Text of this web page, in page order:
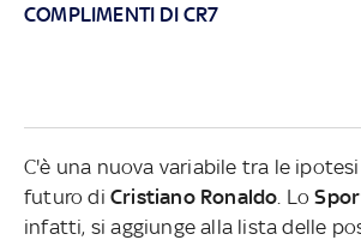
COMPLIMENTI DI CR7
C'è una nuova variabile tra le
futuro di Cristiano Ronaldo . Lo
infatti, si aggiunge alla lista delle